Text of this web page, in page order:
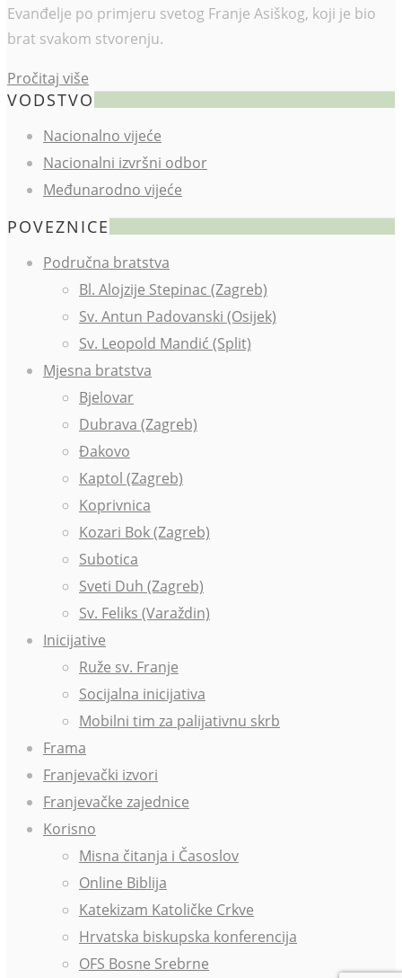
Evanđelje po primjeru svetog Franje Asiškog, koji je bio
brat svakom stvorenju.
Pročitaj više
VODSTVO
Nacionalno vijeće
Nacionalni izvršni odbor
Međunarodno vijeće
POVEZNICE
Područna bratstva
Bl. Alojzije Stepinac (Zagreb)
Sv. Antun Padovanski (Osijek)
Sv. Leopold Mandić (Split)
Mjesna bratstva
Bjelovar
Dubrava (Zagreb)
Đakovo
Kaptol (Zagreb)
Koprivnica
Kozari Bok (Zagreb)
Subotica
Sveti Duh (Zagreb)
Sv. Feliks (Varaždin)
Inicijative
Ruže sv. Franje
Socijalna inicijativa
Mobilni tim za palijativnu skrb
Frama
Franjevački izvori
Franjevačke zajednice
Korisno
Misna čitanja i Časoslov
Online Biblija
Katekizam Katoličke Crkve
Hrvatska biskupska konferencija
OFS Bosne Srebrne